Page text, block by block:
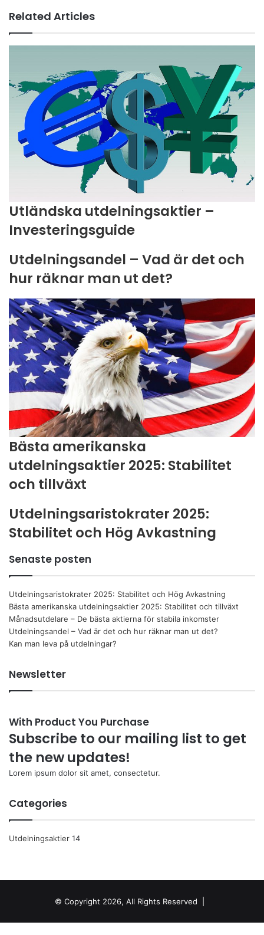
Related Articles
Utländska utdelningsaktier –
Investeringsguide
Utdelningsandel – Vad är det och
hur räknar man ut det?
Bästa amerikanska
utdelningsaktier 2025: Stabilitet
och tillväxt
Utdelningsaristokrater 2025:
Stabilitet och Hög Avkastning
Senaste posten
Utdelningsaristokrater 2025: Stabilitet och Hög Avkastning
Bästa amerikanska utdelningsaktier 2025: Stabilitet och tillväxt
Månadsutdelare – De bästa aktierna för stabila inkomster
Utdelningsandel – Vad är det och hur räknar man ut det?
Kan man leva på utdelningar?
Newsletter
With Product You Purchase
Subscribe to our mailing list to get
the new updates!
Lorem ipsum dolor sit amet, consectetur.
Categories
Utdelningsaktier 14
© Copyright 2026, All Rights Reserved |